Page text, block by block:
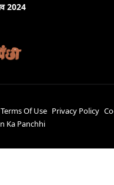
2024
Terms Of Use Privacy Policy
Ka Panchhi